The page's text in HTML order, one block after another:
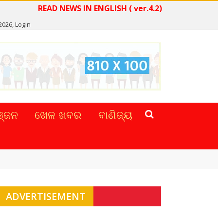
READ NEWS IN ENGLISH ( ver.4.2)
Login
ଖେଳ ଖବର ବାଣିଜ୍ୟ
ADVERTISEMENT